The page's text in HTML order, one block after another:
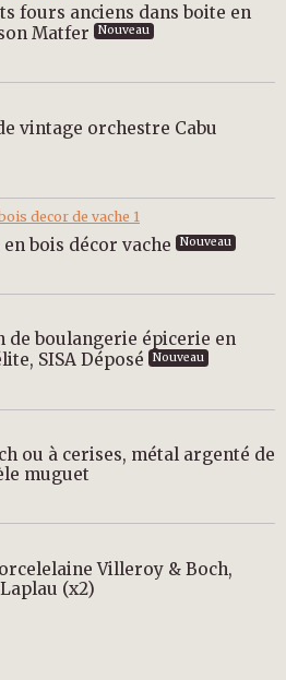
fours anciens dans boite en
Matfer
Nouveau
vintage orchestre Cabu
bois décor vache Nouveau
de boulangerie épicerie en
SISA Déposé
Nouveau
ou à cerises, métal argenté de
muguet
Villeroy & Boch,
(x2)